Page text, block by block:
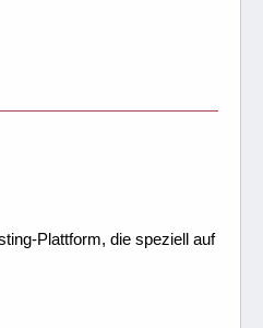
Plattform, die speziell auf